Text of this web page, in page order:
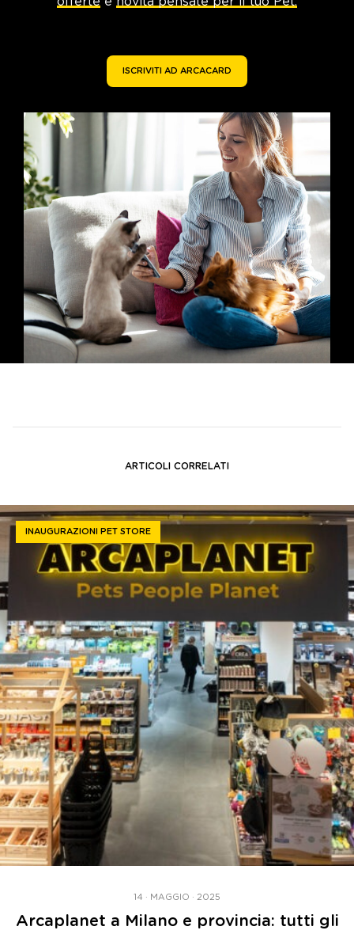
ISCRIVITI AD ARCACARD
ARTICOLI CORRELATI
INAUGURAZIONI PET STORE
14 · MAGGIO · 2025
Arcaplanet a Milano e provincia: tutti gli